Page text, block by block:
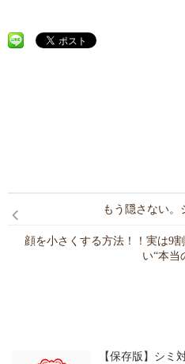
もう隠さない。
顔を小さくする方法！！実は9
い“本当
【保存版】シミ